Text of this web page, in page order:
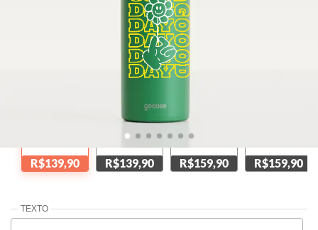
Fresh 950ml
R$139,90
Amarela
R$139,90
Preta
R$159,90 R$159,90